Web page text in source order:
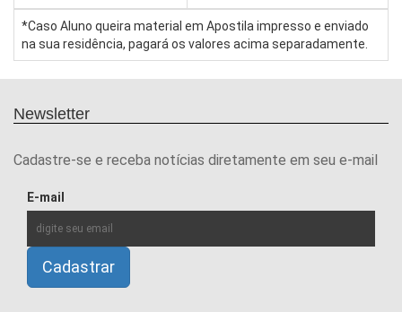
*Caso Aluno queira material em Apostila impresso e enviado
na sua residência, pagará os valores acima separadamente.
Newsletter
Cadastre-se e receba notícias diretamente em seu e-mail
E-mail